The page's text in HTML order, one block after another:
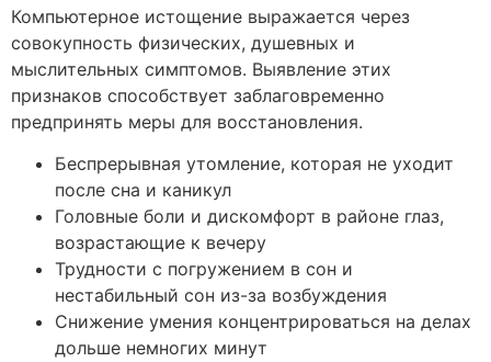
Компьютерное истощение выражается через
совокупность физических, душевных и
мыслительных симптомов. Выявление этих
признаков способствует заблаговременно
предпринять меры для восстановления.
Беспрерывная утомление, которая не уходит
после сна и каникул
Головные боли и дискомфорт в районе глаз,
возрастающие к вечеру
Трудности с погружением в сон и
нестабильный сон из-за возбуждения
Снижение умения концентрироваться на делах
дольше немногих минут